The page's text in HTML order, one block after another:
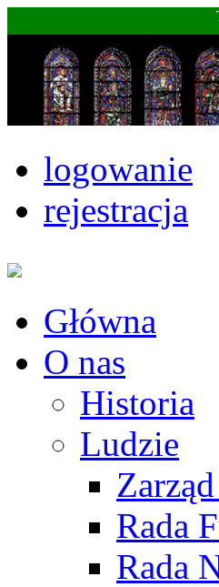
logowanie
rejestracja
Główna
O nas
Historia
Ludzie
Rada
Rada